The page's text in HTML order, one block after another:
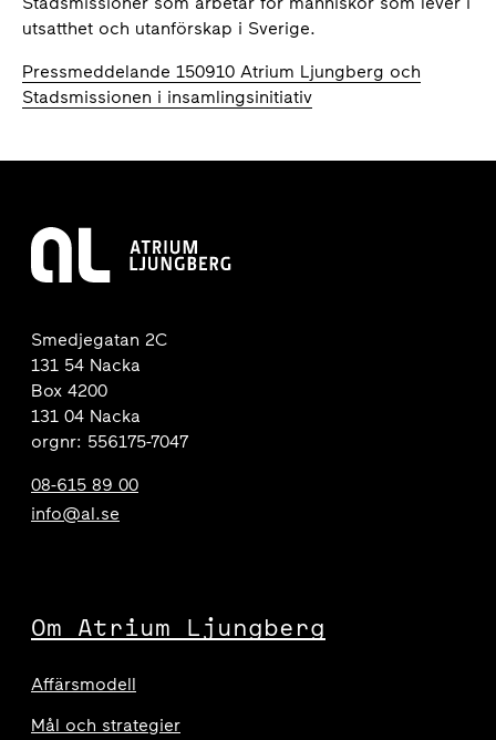
utsatthet och utanförskap i Sverige.
Pressmeddelande 150910 Atrium Ljungberg och
Stadsmissionen i insamlingsinitiativ
Smedjegatan 2C
131 54 Nacka
Box 4200
131 04 Nacka
orgnr: 556175-7047
08-615 89 00
info@al.se
Om Atrium Ljungberg
Affärsmodell
Mål och strategier